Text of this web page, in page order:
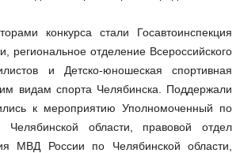
конкурса стали Госавтоинспекция
региональное отделение Всероссийского
и Детско-юношеская спортивная
видам спорта Челябинска. Поддержали
к мероприятию Уполномоченный по
области, правовой отдел
МВД России по Челябинской области,